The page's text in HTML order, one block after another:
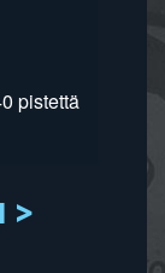
pistettä
>